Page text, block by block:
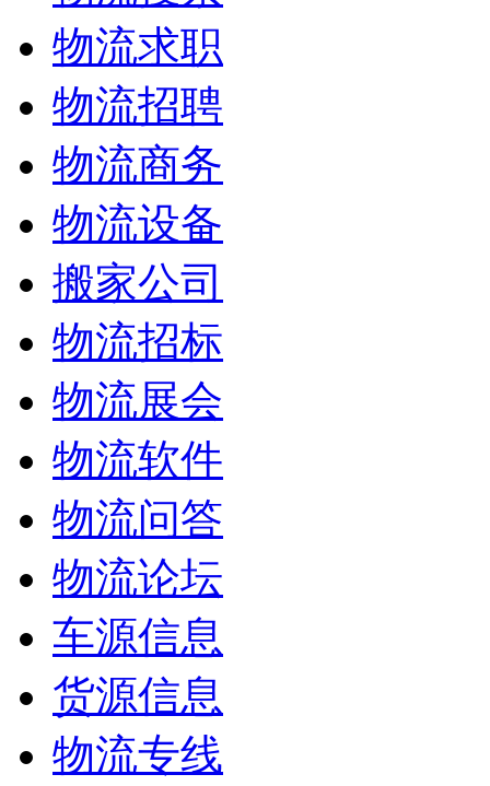
物流求职
物流招聘
物流商务
物流设备
搬家公司
物流招标
物流展会
物流软件
物流问答
物流论坛
车源信息
货源信息
物流专线